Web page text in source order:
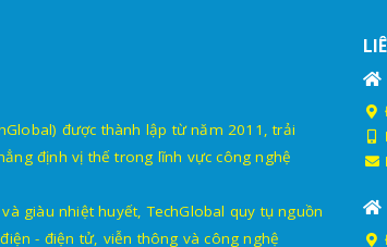
được thành lập từ năm 2011, trải
định vị thế trong lĩnh vực công nghệ
giàu nhiệt huyết, TechGlobal quy tụ nguồn
- điện tử, viễn thông và công nghệ